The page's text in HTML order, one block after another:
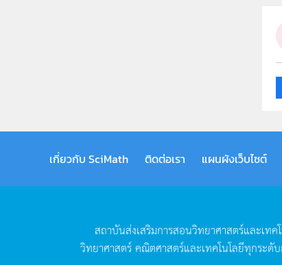
เกี่ยวกับ SciMath ติดต่อเรา แผนผังเว็บไซต์
สถาบันส่งเสริมการสอนวิทยาศาสตร์และเทค
วิทยาศาสตร์คณิตศาสตร์และเทคโนโลยีทุกระดั